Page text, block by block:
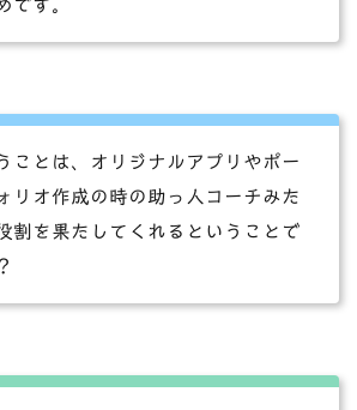
です。
ことは、オリジナルアプリやポー
リオ作成の時の助っ人コーチみた
割を果たしてくれるということで